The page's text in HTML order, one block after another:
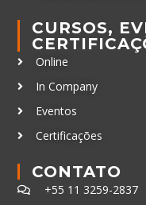
CURSOS,
Online
In Company
Eventos
Certificações
CONTATO
+55 11 3259-2837